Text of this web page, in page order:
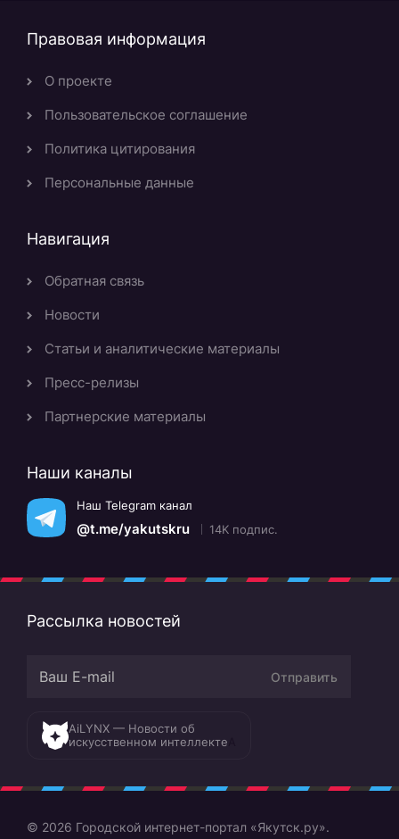
Правовая информация
О проекте
Пользовательское соглашение
Политика цитирования
Персональные данные
Навигация
Обратная связь
Новости
Статьи и аналитические материалы
Пресс-релизы
Партнерские материалы
Наши каналы
Наш Telegram канал
@t.me/yakutskru 14K подпис.
Рассылка новостей
Отправить
AiLYNX — Новости об
искусственном интеллекте
© 2026 Городской интернет-портал «Якутск.ру».